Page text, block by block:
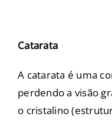
Catarata
A catarata é uma
perdendo a visão
o cristalino